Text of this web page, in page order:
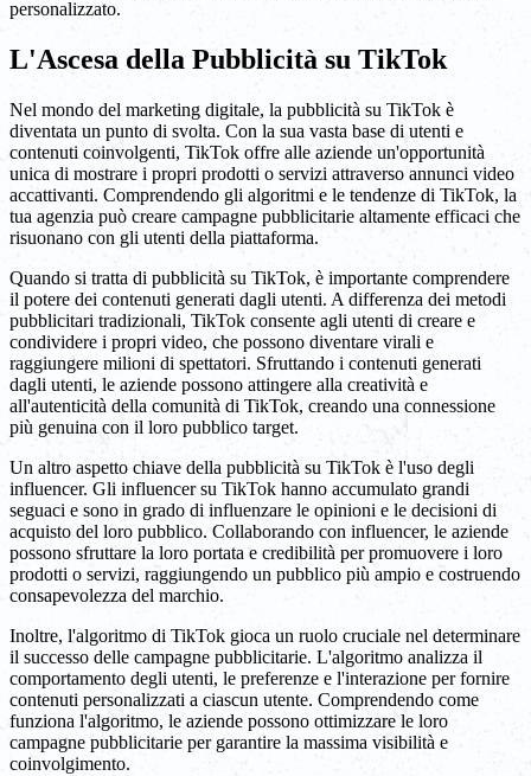
personalizzato.
L'Ascesa della Pubblicità su TikTok
Nel mondo del marketing digitale, la pubblicità su TikTok è
diventata un punto di svolta. Con la sua vasta base di utenti e
contenuti coinvolgenti, TikTok offre alle aziende un'opportunità
unica di mostrare i propri prodotti o servizi attraverso annunci video
accattivanti. Comprendendo gli algoritmi e le tendenze di TikTok, la
tua agenzia può creare campagne pubblicitarie altamente efficaci che
risuonano con gli utenti della piattaforma.
Quando si tratta di pubblicità su TikTok, è importante comprendere
il potere dei contenuti generati dagli utenti. A differenza dei metodi
pubblicitari tradizionali, TikTok consente agli utenti di creare e
condividere i propri video, che possono diventare virali e
raggiungere milioni di spettatori. Sfruttando i contenuti generati
dagli utenti, le aziende possono attingere alla creatività e
all'autenticità della comunità di TikTok, creando una connessione
più genuina con il loro pubblico target.
Un altro aspetto chiave della pubblicità su TikTok è l'uso degli
influencer. Gli influencer su TikTok hanno accumulato grandi
seguaci e sono in grado di influenzare le opinioni e le decisioni di
acquisto del loro pubblico. Collaborando con influencer, le aziende
possono sfruttare la loro portata e credibilità per promuovere i loro
prodotti o servizi, raggiungendo un pubblico più ampio e costruendo
consapevolezza del marchio.
Inoltre, l'algoritmo di TikTok gioca un ruolo cruciale nel determinare
il successo delle campagne pubblicitarie. L'algoritmo analizza il
comportamento degli utenti, le preferenze e l'interazione per fornire
contenuti personalizzati a ciascun utente. Comprendendo come
funziona l'algoritmo, le aziende possono ottimizzare le loro
campagne pubblicitarie per garantire la massima visibilità e
coinvolgimento.